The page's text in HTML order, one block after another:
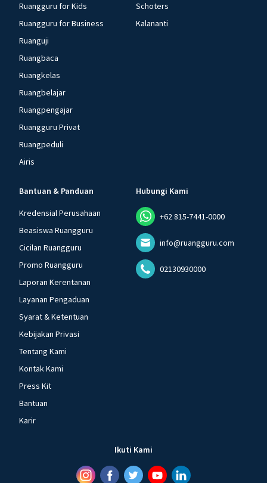
Ruangguru for Kids
Ruangguru for Business
Ruanguji
Ruangbaca
Ruangkelas
Ruangbelajar
Ruangpengajar
Ruangguru Privat
Ruangpeduli
Airis
Schoters
Kalananti
Bantuan & Panduan
Kredensial Perusahaan
Beasiswa Ruangguru
Cicilan Ruangguru
Promo Ruangguru
Laporan Kerentanan
Layanan Pengaduan
Syarat & Ketentuan
Kebijakan Privasi
Tentang Kami
Kontak Kami
Press Kit
Bantuan
Karir
Hubungi Kami
+62 815-7441-0000
info@ruangguru.com
02130930000
Ikuti Kami